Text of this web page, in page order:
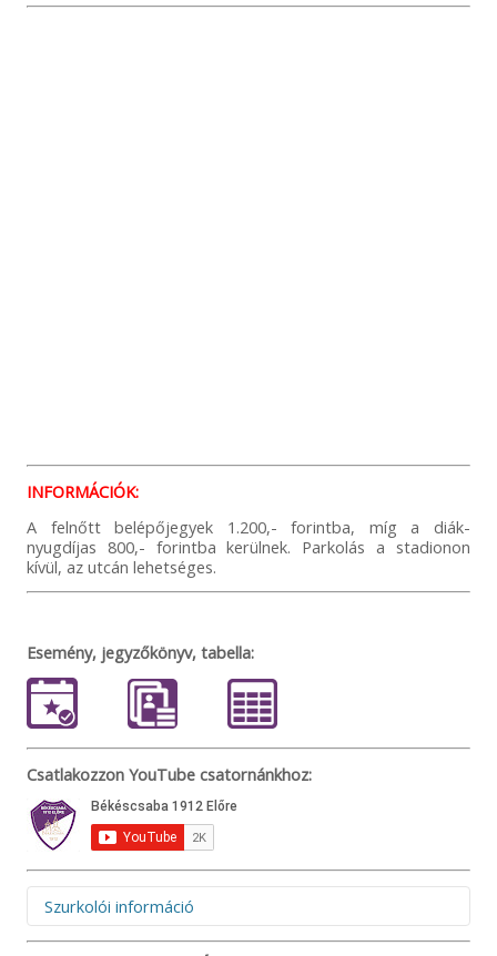
INFORMÁCIÓK:
A felnőtt belépőjegyek 1.200,- forintba, míg a diák-
nyugdíjas 800,- forintba kerülnek. Parkolás a stadionon
kívül, az utcán lehetséges.
Esemény, jegyzőkönyv, tabella:
Csatlakozzon YouTube csatornánkhoz:
Szurkolói információ